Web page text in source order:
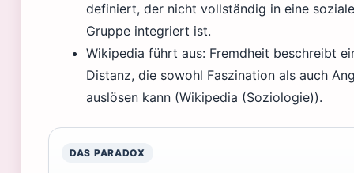
definiert, der nicht vollständig in eine soziale
Gruppe integriert ist.
Wikipedia führt aus: Fremdheit beschreibt
Distanz, die sowohl Faszination als auch
auslösen kann (Wikipedia (Soziologie)).
DAS PARADOX